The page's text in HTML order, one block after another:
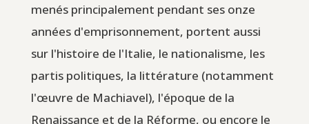
menés principalement pendant ses onze
années d'emprisonnement, portent aussi
sur l'histoire de l'Italie, le nationalisme, les
partis politiques, la littérature (notamment
l'œuvre de Machiavel), l'époque de la
Renaissance et de la Réforme, ou encore le